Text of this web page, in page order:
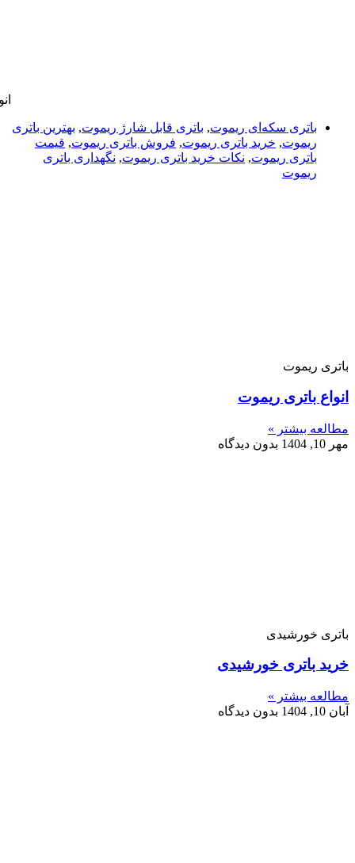
باتری سکه‌ای ریموت, باتری قابل شارژ ریموت, بهترین باتری
ریموت, خرید باتری ریموت, فروش باتری ریموت, قیمت
باتری ریموت, نکات خرید باتری ریموت, نگهداری باتری
ریموت
باتری ریموت
انواع باتری ریموت
مطالعه بیشتر »
مهر 10, 1404
بدون دیدگاه
باتری خورشیدی
خرید باتری خورشیدی
مطالعه بیشتر »
آبان 10, 1404
بدون دیدگاه